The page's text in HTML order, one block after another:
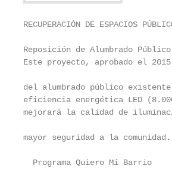
RECUPERACIÓN DE ESPACIOS
Reposición de Alumbrado
Este proyecto, aprobado el
del alumbrado público
eficiencia energética LED
mejorará la calidad de
mayor seguridad a la
  Programa Quiero Mi Barrio